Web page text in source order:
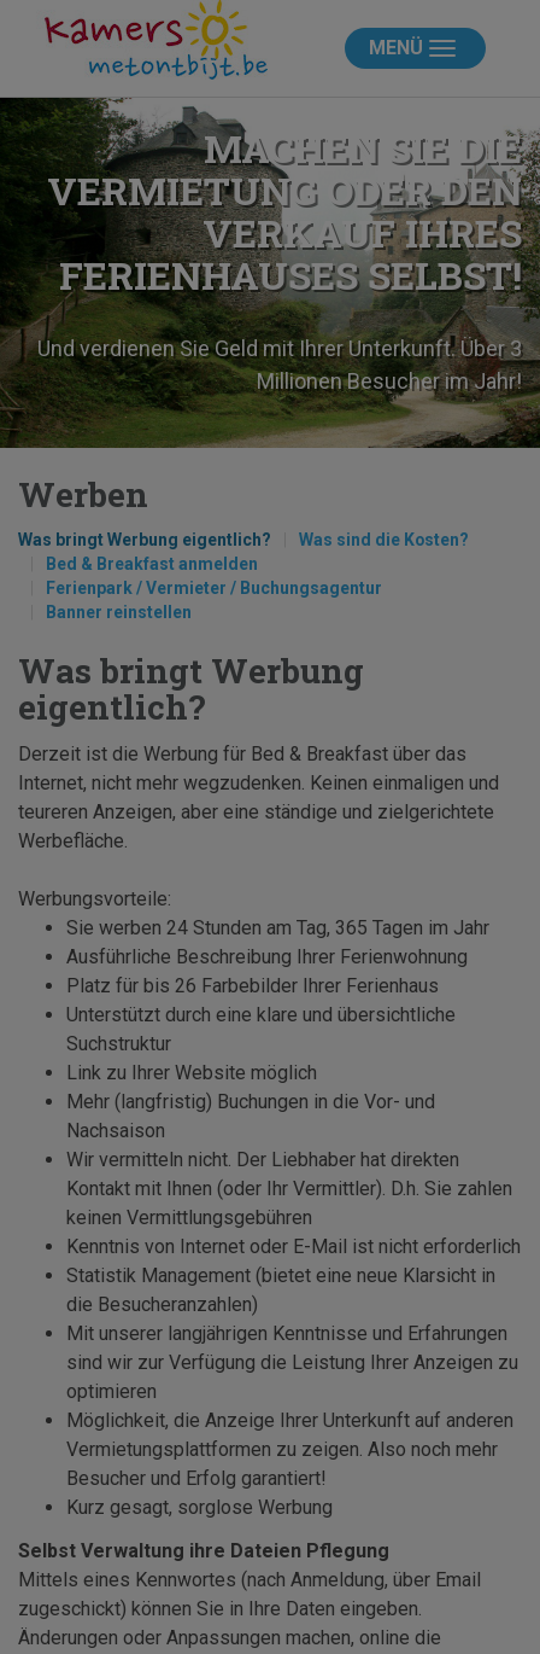
MENÜ
MACHEN SIE DIE
VERMIETUNG ODER DEN
VERKAUF IHRES
FERIENHAUSES SELBST!
Und verdienen Sie Geld mit Ihrer Unterkunft. Über 3
Millionen Besucher im Jahr!
Werben
Was bringt Werbung eigentlich?
Was sind die Kosten?
Bed & Breakfast anmelden
Ferienpark / Vermieter / Buchungsagentur
Banner reinstellen
Was bringt Werbung
eigentlich?
Derzeit ist die Werbung für Bed & Breakfast über das
Internet, nicht mehr wegzudenken. Keinen einmaligen und
teureren Anzeigen, aber eine ständige und zielgerichtete
Werbefläche.
Werbungsvorteile:
Sie werben 24 Stunden am Tag, 365 Tagen im Jahr
Ausführliche Beschreibung Ihrer Ferienwohnung
Platz für bis 26 Farbebilder Ihrer Ferienhaus
Unterstützt durch eine klare und übersichtliche
Suchstruktur
Link zu Ihrer Website möglich
Mehr (langfristig) Buchungen in die Vor- und
Nachsaison
Wir vermitteln nicht. Der Liebhaber hat direkten
Kontakt mit Ihnen (oder Ihr Vermittler). D.h. Sie zahlen
keinen Vermittlungsgebühren
Kenntnis von Internet oder E-Mail ist nicht erforderlich
Statistik Management (bietet eine neue Klarsicht in
die Besucheranzahlen)
Mit unserer langjährigen Kenntnisse und Erfahrungen
sind wir zur Verfügung die Leistung Ihrer Anzeigen zu
optimieren
Möglichkeit, die Anzeige Ihrer Unterkunft auf anderen
Vermietungsplattformen zu zeigen. Also noch mehr
Besucher und Erfolg garantiert!
Kurz gesagt, sorglose Werbung
Selbst Verwaltung ihre Dateien Pflegung
Mittels eines Kennwortes (nach Anmeldung, über Email
zugeschickt) können Sie in Ihre Daten eingeben.
Änderungen oder Anpassungen machen, online die